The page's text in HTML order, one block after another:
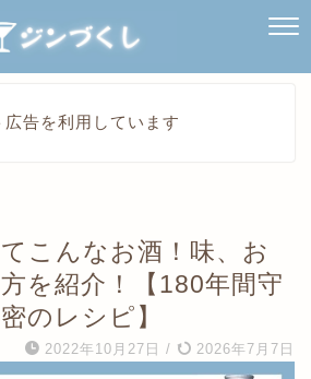
告を利用しています
こんなお酒！味、お
を紹介！【180年間守
のレシピ】
2022年10月27日 / 2026年7月7日